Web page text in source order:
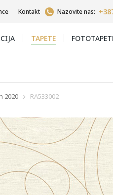
Kontakt Nazovite nas:
TAPETE
2020 RA533002